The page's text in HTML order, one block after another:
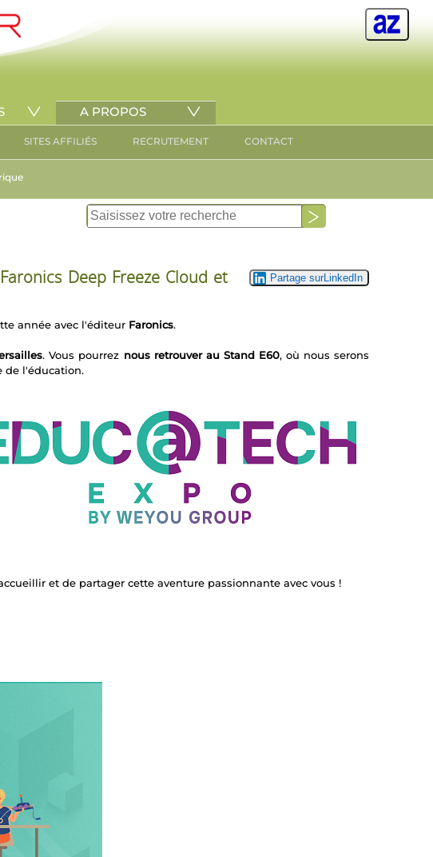
A PROPOS
SITES AFFILIÉS RECRUTEMENT CONTACT
Deep Freeze Cloud et
année avec l'éditeur Faronics.
. Vous pourrez nous retrouver au Stand E60, où nous serons
de l'éducation.
et de partager cette aventure passionnante avec vous !